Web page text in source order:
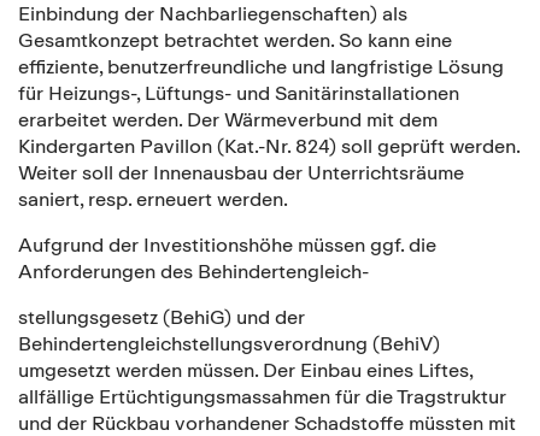
Einbindung der Nachbarliegenschaften) als
Gesamtkonzept betrachtet werden. So kann eine
effiziente, benutzerfreundliche und langfristige Lösung
für Heizungs-, Lüftungs- und Sanitärinstallationen
erarbeitet werden. Der Wärmeverbund mit dem
Kindergarten Pavillon (Kat.-Nr. 824) soll geprüft werden.
Weiter soll der Innenausbau der Unterrichtsräume
saniert, resp. erneuert werden.
Aufgrund der Investitionshöhe müssen ggf. die
Anforderungen des Behindertengleich-
stellungsgesetz (BehiG) und der
Behindertengleichstellungsverordnung (BehiV)
umgesetzt werden müssen. Der Einbau eines Liftes,
allfällige Ertüchtigungsmassahmen für die Tragstruktur
und der Rückbau vorhandener Schadstoffe müssten mit